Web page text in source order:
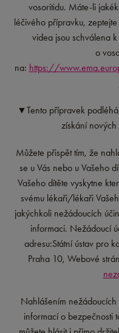
vosoritidu. Máte-li
léčivého přípravku,
videa jsou schválena
o
na: https://
▼Tento přípravek
získání
Můžete přispět tím, že
se u Vás nebo u Vašeho
Vašeho dítěte vyskytne
svému lékaři/lékaři
jakýchkoli nežádoucích
informaci. Nežádoucí
adresu:Státní ústav pro
Praha 10, Webové
Nahlášením
informací o bezpečnosti